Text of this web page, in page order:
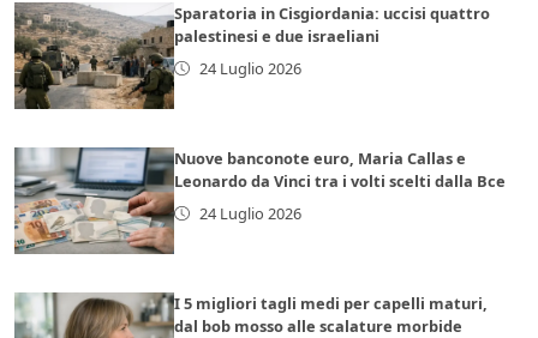
Sparatoria in Cisgiordania: uccisi quattro
palestinesi e due israeliani
24 Luglio 2026
Nuove banconote euro, Maria Callas e
Leonardo da Vinci tra i volti scelti dalla Bce
24 Luglio 2026
I 5 migliori tagli medi per capelli maturi,
dal bob mosso alle scalature morbide